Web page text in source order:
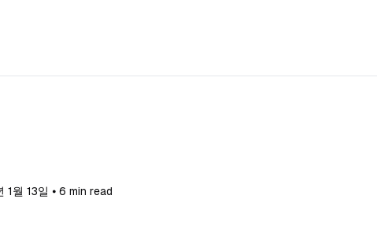
월 13일 ⦁ 6 min read